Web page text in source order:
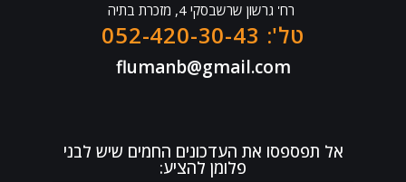
רח' גרשון שרשבסקי 4, מזכרת בתיה
טל': 052-420-30-43
flumanb@gmail.com
אל תפספסו את העדכונים החמים שיש לבני
פלומן להציע: